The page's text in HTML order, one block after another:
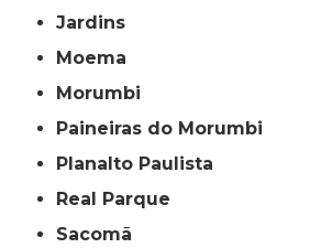
Jardins
Moema
Morumbi
Paineiras do Morumbi
Planalto Paulista
Real Parque
Sacomã